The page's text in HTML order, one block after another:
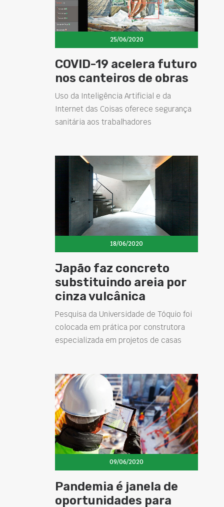
25/06/2020
COVID-19 acelera futuro
nos canteiros de obras
Uso da Inteligência Artificial e da
Internet das Coisas oferece segurança
sanitária aos trabalhadores
18/06/2020
Japão faz concreto
substituindo areia por
cinza vulcânica
Pesquisa da Universidade de Tóquio foi
colocada em prática por construtora
especializada em projetos de casas
09/06/2020
Pandemia é janela de
oportunidades para